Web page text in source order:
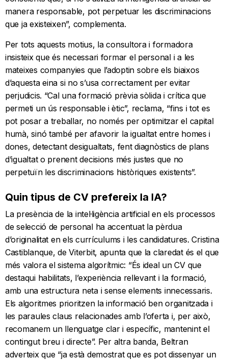
manera responsable, pot perpetuar les discriminacions
que ja existeixen”, complementa.
Per tots aquests motius, la consultora i formadora
insisteix que és necessari formar el personal i a les
mateixes companyies que l’adoptin sobre els biaixos
d’aquesta eina si no s’usa correctament per evitar
perjudicis. “Cal una formació prèvia sòlida i crítica que
permeti un ús responsable i ètic”, reclama, “fins i tot es
pot posar a treballar, no només per optimitzar el capital
humà, sinó també per afavorir la igualtat entre homes i
dones, detectant desigualtats, fent diagnòstics de plans
d’igualtat o prenent decisions més justes que no
perpetuïn les discriminacions històriques existents”.
Quin tipus de CV prefereix la IA?
La presència de la intel·ligència artificial en els processos
de selecció de personal ha accentuat la pèrdua
d’originalitat en els currículums i les candidatures. Cristina
Castiblanque, de Viterbit, apunta que la claredat és el que
més valora el sistema algorítmic: “És ideal un CV que
destaqui habilitats, l’experiència rellevant i la formació,
amb una estructura neta i sense elements innecessaris.
Els algoritmes prioritzen la informació ben organitzada i
les paraules claus relacionades amb l’oferta i, per això,
recomanem un llenguatge clar i específic, mantenint el
contingut breu i directe”. Per altra banda, Beltran
adverteix que “ja està demostrat que es pot dissenyar un